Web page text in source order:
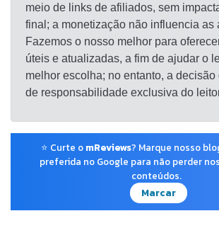
meio de links de afiliados, sem
final; a monetização não influencia as
Fazemos o nosso melhor para
úteis e atualizadas, a fim de ajudar o
melhor escolha; no entanto, a decisão
de responsabilidade exclusiva do
⭐ Curte o mReviews? Marque nosso
preferida no Google para não perder
conteúdos.
Marcar